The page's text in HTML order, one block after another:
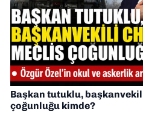
Başkan tutuklu,
çoğunluğu kimde?